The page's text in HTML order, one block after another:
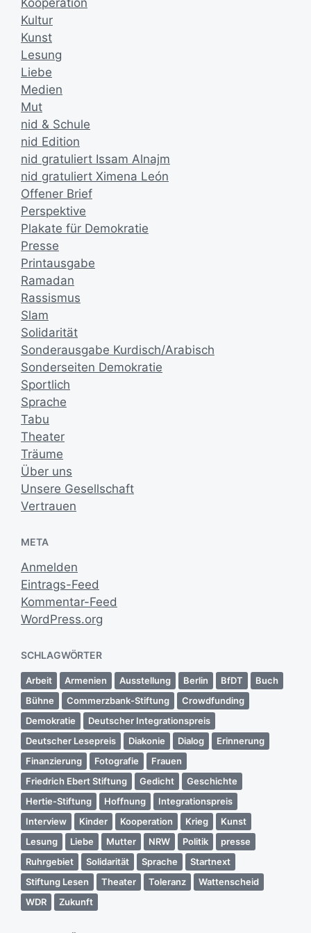
Kultur
Kunst
Lesung
Liebe
Medien
Mut
nid & Schule
nid Edition
nid gratuliert Issam Alnajm
nid gratuliert Ximena León
Offener Brief
Perspektive
Plakate für Demokratie
Presse
Printausgabe
Ramadan
Rassismus
Slam
Solidarität
Sonderausgabe Kurdisch/Arabisch
Sonderseiten Demokratie
Sportlich
Sprache
Tabu
Theater
Träume
Über uns
Unsere Gesellschaft
Vertrauen
META
Anmelden
Eintrags-Feed
Kommentar-Feed
WordPress.org
SCHLAGWÖRTER
Arbeit Armenien Ausstellung Berlin BfDT
Buch
Bühne
Commerzbank-Stiftung
Crowdfunding
Demokratie
Deutscher Integrationspreis
Deutscher Lesepreis
Diakonie Dialog
Erinnerung
Finanzierung
Fotografie
Frauen
Friedrich Ebert Stiftung
Gedicht
Geschichte
Hertie-Stiftung
Hoffnung
Integrationspreis
Interview
Kinder Kooperation Krieg
Kunst
Lesung
Liebe Mutter NRW Politik
presse
Ruhrgebiet
Solidarität Sprache
Startnext
Stiftung Lesen
Theater Toleranz
Wattenscheid
WDR
Zukunft